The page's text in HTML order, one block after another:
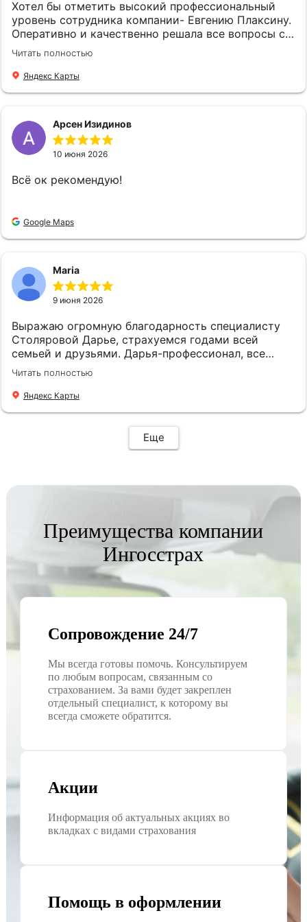
Юрьевну всем, кто ищет надёжного и
компетентного партнёра в сфере страхования.
Спасибо вам Ольга Юрьевна за вашу отличную
работу!!! Также выражаю искреннюю
благодарность и признательность всем
сотрудникам компании "Страховой Дом ДБК" за
их слаженную и профессиональную работу! С
Хотел бы отметить высокий профессиональный
уровень сотрудника компании- Евгению Плаксину.
Оперативно и качественно решала все вопросы с
оформлением страхового полиса. Спасибо !
Читать полностью
Яндекс Карты
Арсен Изидинов
10 июня 2026
Всё ок рекомендую!
Google Maps
Maria
9 июня 2026
Выражаю огромную благодарность специалисту
Столяровой Дарье, страхуемся годами всей
семьей и друзьями. Дарья-профессионал, все
подскажет, подберет, посоветует. Рекомендую!
Читать полностью
Яндекс Карты
Еще
Преимущества компании
Ингосстрах
Сопровождение 24/7
Мы всегда готовы помочь. Консультируем
по любым вопросам, связанным со
страхованием. За вами будет закреплен
отдельный специалист, к которому вы
всегда сможете обратится.
Акции
Информация об актуальных акциях во
вкладках с видами страхования
Помощь в оформлении